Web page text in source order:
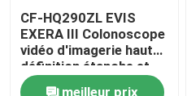
CF-HQ290ZL EVIS
EXERA III Colonoscope
vidéo d'imagerie haute
définition étanche et
durable
meilleur prix